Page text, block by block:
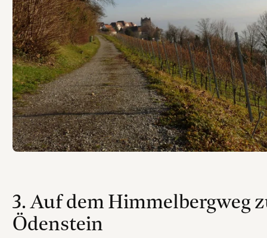
3. Auf dem Himmelbergweg
Ödenstein